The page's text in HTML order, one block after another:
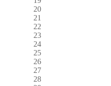
20
21
22
23
24
25
26
27
28